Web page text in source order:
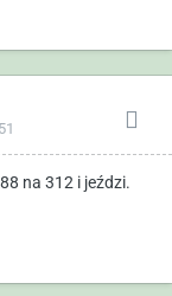
na 312 i jeździ.